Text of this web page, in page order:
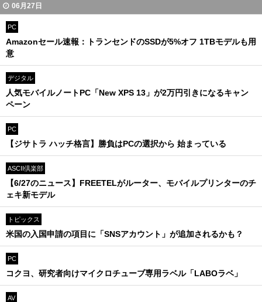
06月27日
PC
Amazonセール速報：トランセンドのSSDが5%オフ 1TBモデルも用
意
デジタル
人気モバイルノートPC「New XPS 13」が2万円引きになるキャン
ペーン
PC
【ジサトラ ハッチ格言】勝負はPCの選択から 始まっている
ASCII倶楽部
【6/27のニュース】FREETELがルーター、モバイルプリンターのチ
ェキ新モデル
トピックス
米国の入国申請の項目に「SNSアカウント」が追加されるかも？
PC
コクヨ、研究者向けマイクロチューブ専用ラベル「LABOラベ」
AV